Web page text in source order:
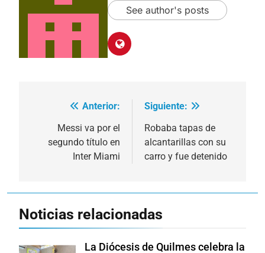
See author's posts
Navegación
entradas
Anterior:
Messi va por el
segundo título en
Inter Miami
Siguiente:
Robaba tapas de
alcantarillas con su
carro y fue detenido
Noticias relacionadas
La Diócesis de Quilmes celebra la